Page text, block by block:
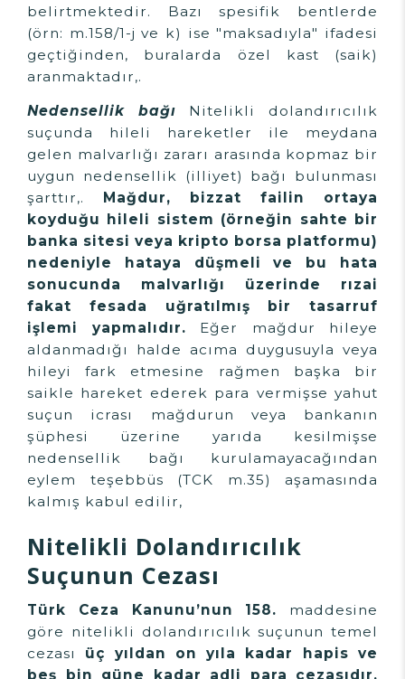
belirtmektedir. Bazı spesifik bentlerde
(örn: m.158/1-j ve k) ise "maksadıyla" ifadesi
geçtiğinden, buralarda özel kast (saik)
aranmaktadır,.
Nedensellik bağı
Nitelikli dolandırıcılık
suçunda hileli hareketler ile meydana
gelen malvarlığı zararı arasında kopmaz bir
uygun nedensellik (illiyet) bağı bulunması
şarttır,.
Mağdur, bizzat failin ortaya
koyduğu hileli sistem (örneğin sahte bir
banka sitesi veya kripto borsa platformu)
nedeniyle hataya düşmeli ve bu hata
sonucunda malvarlığı üzerinde rızai
fakat fesada uğratılmış bir tasarruf
işlemi yapmalıdır. Eğer mağdur hileye
aldanmadığı halde acıma duygusuyla veya
hileyi fark etmesine rağmen başka bir
saikle hareket ederek para vermişse yahut
suçun icrası mağdurun veya bankanın
şüphesi üzerine yarıda kesilmişse
nedensellik bağı kurulamayacağından
eylem teşebbüs (TCK m.35) aşamasında
kalmış kabul edilir,
Nitelikli Dolandırıcılık
Suçunun Cezası
Türk Ceza Kanunu’nun 158. maddesine
göre nitelikli dolandırıcılık suçunun temel
cezası üç yıldan on yıla kadar hapis ve
beş bin güne kadar adli para cezasıdır.